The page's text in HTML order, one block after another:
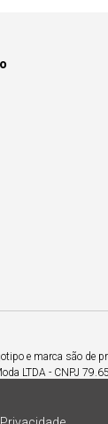
e marca são de
LTDA - CNPJ